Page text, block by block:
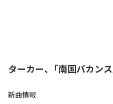
ターカー、「南国バカン
新曲情報